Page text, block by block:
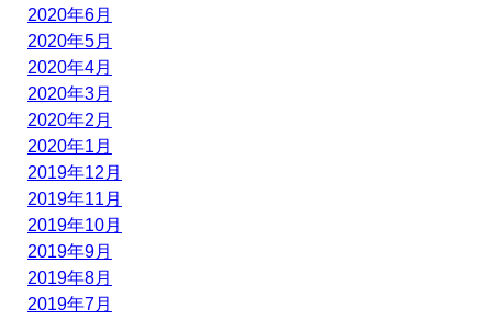
2020年6月
2020年5月
2020年4月
2020年3月
2020年2月
2020年1月
2019年12月
2019年11月
2019年10月
2019年9月
2019年8月
2019年7月